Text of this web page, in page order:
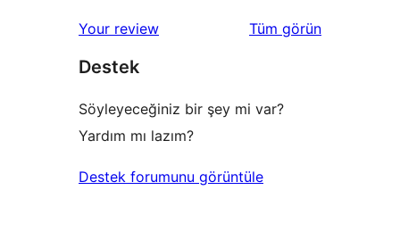
Your review Tüm değerlendirmeleri
görün
Destek
Söyleyeceğiniz bir şey mi var?
Yardım mı lazım?
Destek forumunu görüntüle